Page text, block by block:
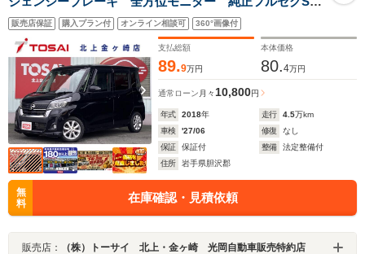
ナビ LEDオートライト ナビ連動ドライブレコーダ
ー 片側パワースライドドア 運転席シートヒーター
オートハイビーム 純正14インチアルミホイール
販売店保証 購入プラン付 オンライン相談可 360°画像付
支払総額
89.9万円
本体価格
80.4万円
通常ローン 月々 10,800円
年式 2018年 走行 4.5万km
車検
'27/06 修復
なし
保証
保証付 整備
法定整備付
住所
岩手県胆沢郡
無
料
在庫確認・見積依頼
販売店： （株）トーサイ 北上・金ヶ崎 光岡自動車販売特約店